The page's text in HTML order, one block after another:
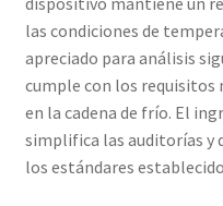
las condiciones de
apreciado para análisis
cumple con los
en la cadena de frío. El
simplifica las auditorías y
los estándares